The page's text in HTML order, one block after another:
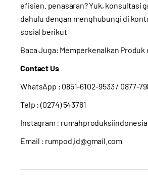
efisien. penasaran? Yuk, konsultasi
dahulu dengan menghubungi di
sosial berikut
Baca Juga: Memperkenalkan Produk
Contact Us
WhatsApp : 0851-6102-9533/ 0877-
Telp : (0274) 543761
Instagram : rumahproduksiindonesia
Email : rumpod.id@gmail.com